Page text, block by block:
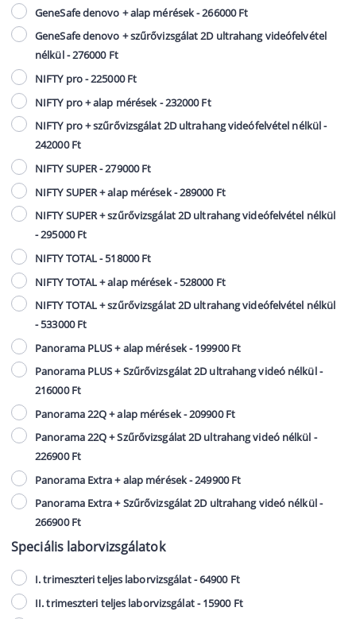
GeneSafe denovo + alap mérések - 266000 Ft
GeneSafe denovo + szűrővizsgálat 2D ultrahang videófelvétel
nélkül - 276000 Ft
NIFTY pro - 225000 Ft
NIFTY pro + alap mérések - 232000 Ft
NIFTY pro + szűrővizsgálat 2D ultrahang videófelvétel nélkül -
242000 Ft
NIFTY SUPER - 279000 Ft
NIFTY SUPER + alap mérések - 289000 Ft
NIFTY SUPER + szűrővizsgálat 2D ultrahang videófelvétel nélkül
- 295000 Ft
NIFTY TOTAL - 518000 Ft
NIFTY TOTAL + alap mérések - 528000 Ft
NIFTY TOTAL + szűrővizsgálat 2D ultrahang videófelvétel nélkül
- 533000 Ft
Panorama PLUS + alap mérések - 199900 Ft
Panorama PLUS + Szűrővizsgálat 2D ultrahang videó nélkül -
216000 Ft
Panorama 22Q + alap mérések - 209900 Ft
Panorama 22Q + Szűrővizsgálat 2D ultrahang videó nélkül -
226900 Ft
Panorama Extra + alap mérések - 249900 Ft
Panorama Extra + Szűrővizsgálat 2D ultrahang videó nélkül -
266900 Ft
Speciális laborvizsgálatok
I. trimeszteri teljes laborvizsgálat - 64900 Ft
II. trimeszteri teljes laborvizsgálat - 15900 Ft